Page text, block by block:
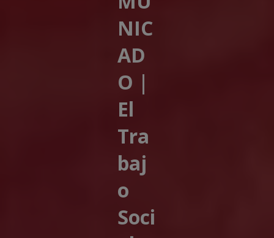
NIC
AD
O |
El
Tra
baj
o
Soci